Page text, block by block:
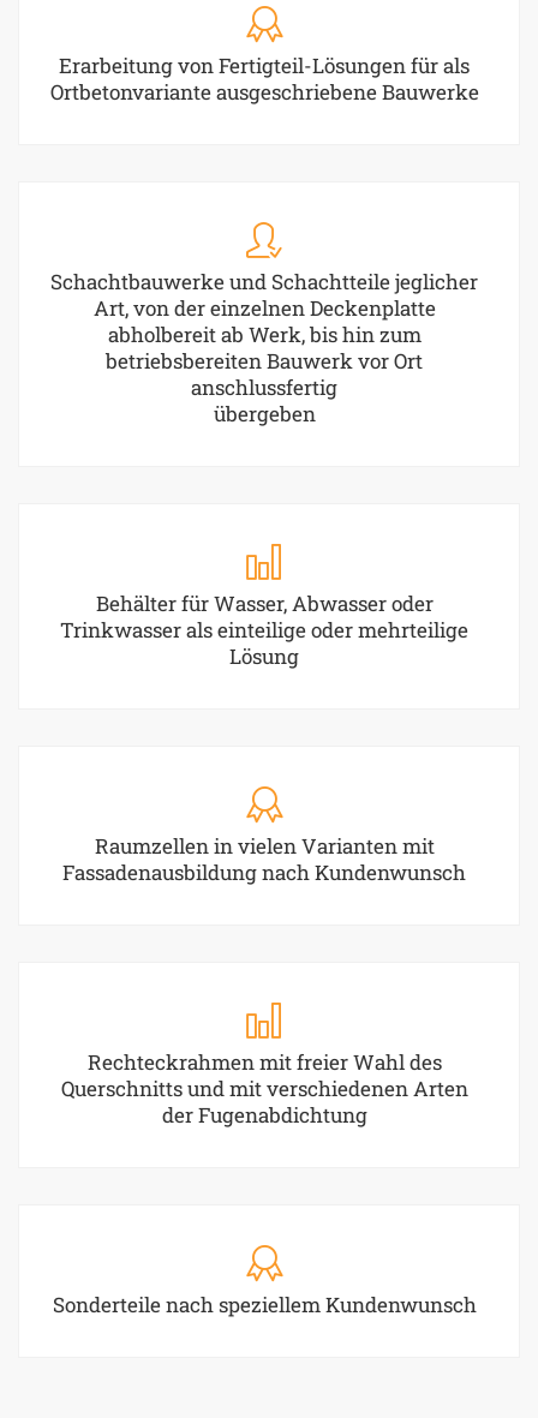
Erarbeitung von Fertigteil-Lösungen für als
Ortbetonvariante ausgeschriebene Bauwerke
Schachtbauwerke und Schachtteile jeglicher
Art, von der einzelnen Deckenplatte
abholbereit ab Werk, bis hin zum
betriebsbereiten Bauwerk vor Ort
anschlussfertig
übergeben
Behälter für Wasser, Abwasser oder
Trinkwasser als einteilige oder mehrteilige
Lösung
Raumzellen in vielen Varianten mit
Fassadenausbildung nach Kundenwunsch
Rechteckrahmen mit freier Wahl des
Querschnitts und mit verschiedenen Arten
der Fugenabdichtung
Sonderteile nach speziellem Kundenwunsch